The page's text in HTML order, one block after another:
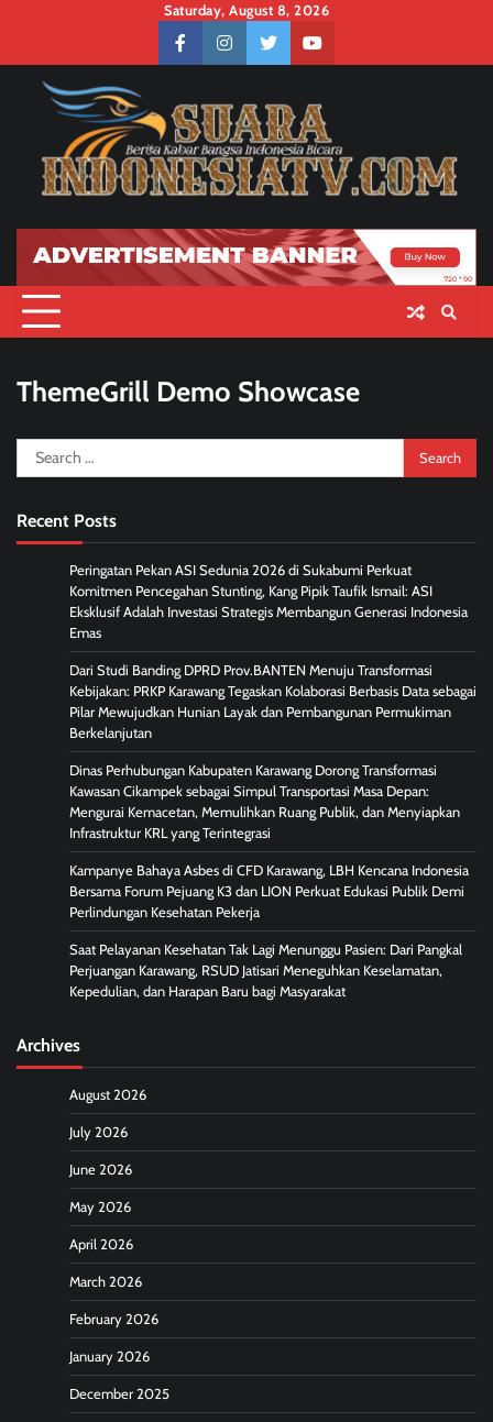
content
Saturday, August 8, 2026
facebookinstagramtwitteryoutube
ThemeGrill Demo Showcase
Search
for:
Recent Posts
Peringatan Pekan ASI Sedunia 2026 di Sukabumi Perkuat
Komitmen Pencegahan Stunting, Kang Pipik Taufik Ismail: ASI
Eksklusif Adalah Investasi Strategis Membangun Generasi Indonesia
Emas
Dari Studi Banding DPRD Prov.BANTEN Menuju Transformasi
Kebijakan: PRKP Karawang Tegaskan Kolaborasi Berbasis Data sebagai
Pilar Mewujudkan Hunian Layak dan Pembangunan Permukiman
Berkelanjutan
Dinas Perhubungan Kabupaten Karawang Dorong Transformasi
Kawasan Cikampek sebagai Simpul Transportasi Masa Depan:
Mengurai Kemacetan, Memulihkan Ruang Publik, dan Menyiapkan
Infrastruktur KRL yang Terintegrasi
Kampanye Bahaya Asbes di CFD Karawang, LBH Kencana Indonesia
Bersama Forum Pejuang K3 dan LION Perkuat Edukasi Publik Demi
Perlindungan Kesehatan Pekerja
Saat Pelayanan Kesehatan Tak Lagi Menunggu Pasien: Dari Pangkal
Perjuangan Karawang, RSUD Jatisari Meneguhkan Keselamatan,
Kepedulian, dan Harapan Baru bagi Masyarakat
Archives
August 2026
July 2026
June 2026
May 2026
April 2026
March 2026
February 2026
January 2026
December 2025